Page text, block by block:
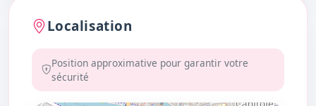
Localisation
Position approximative pour garantir votre
sécurité